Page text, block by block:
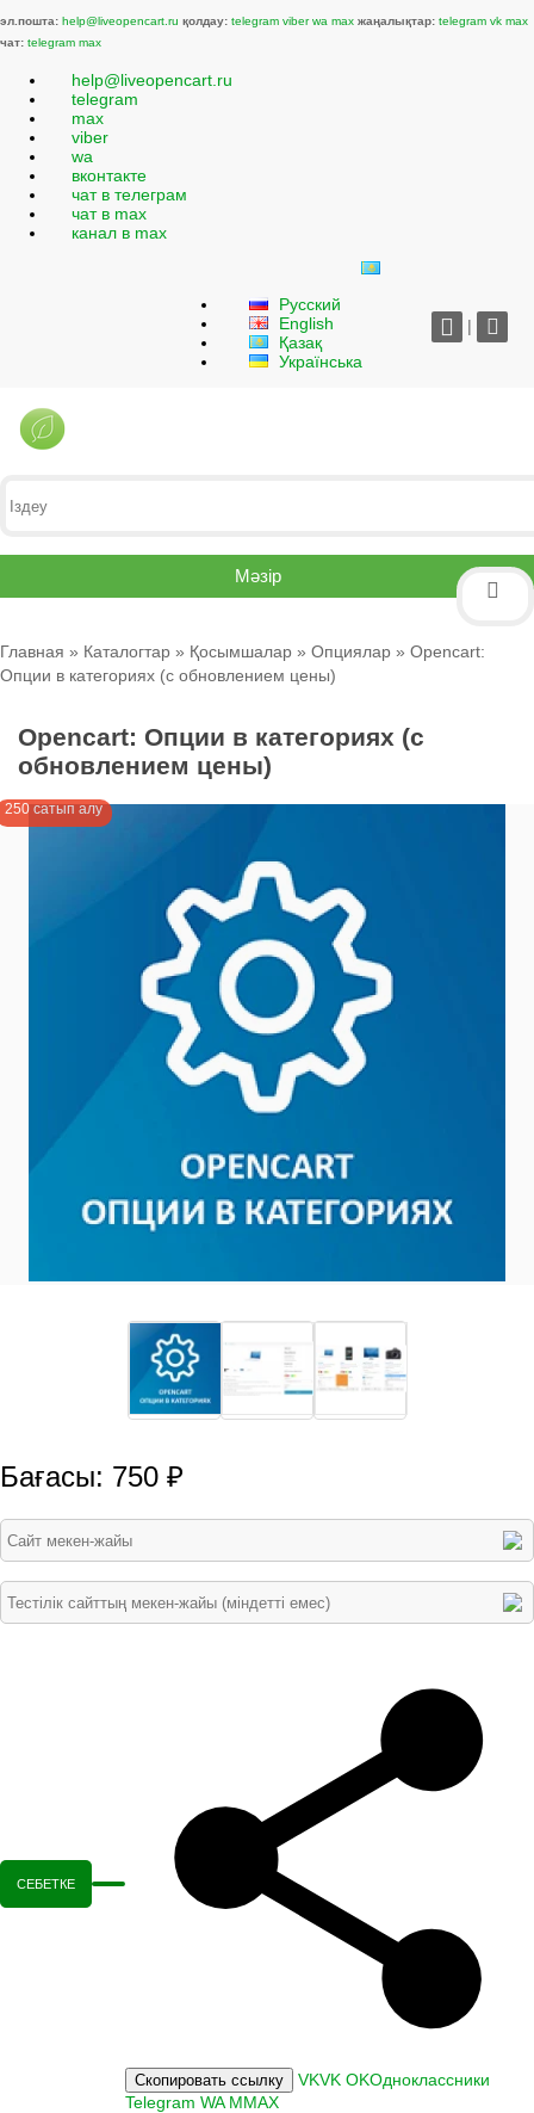
эл.пошта: help@liveopencart.ru қолдау: telegram viber wa max жаңалықтар: telegram vk max
чат: telegram max
help@liveopencart.ru
telegram
max
viber
wa
вконтакте
чат в телеграм
чат в max
канал в max
Русский
English
Қазақ
Українська
|
Мәзір
Главная » Каталогтар » Қосымшалар » Опциялар » Opencart:
Опции в категориях (с обновлением цены)
Opencart: Опции в категориях (с
обновлением цены)
250 сатып алу
Бағасы: 750 ₽
СЕБЕТКЕ
Скопировать ссылку VKVK OKОдноклассники
Telegram WA MMAX